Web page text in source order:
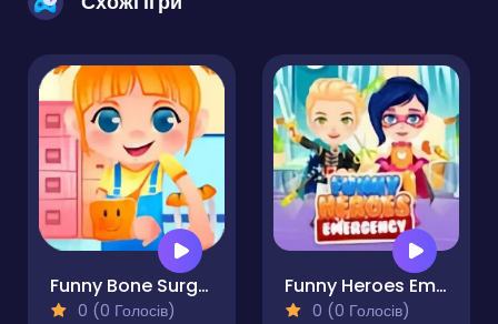
Funny Bone Surgery
0 (0 Голосів)
Funny Heroes Emergency
0 (0 Голосів)